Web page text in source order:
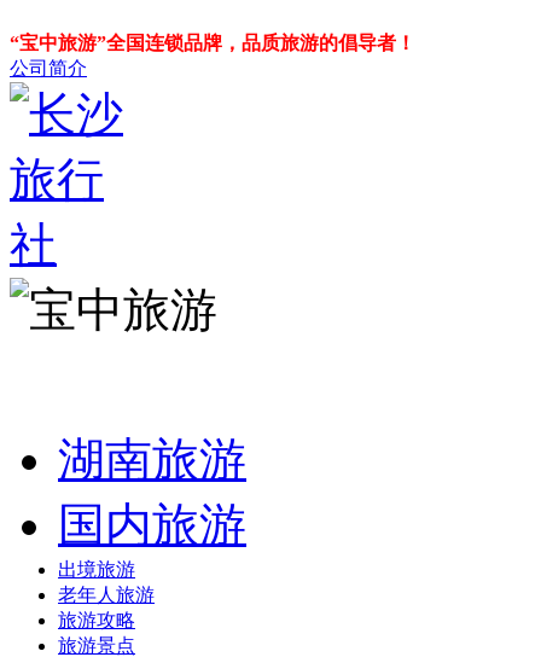
“宝中旅游”全国连锁品牌，品质旅游的倡导者！
公司简介
湖南旅游
国内旅游
出境旅游
老年人旅游
旅游攻略
旅游景点